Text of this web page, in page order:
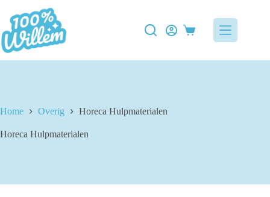
naar
inhoud
Winkelwagen
Home Overig Horeca Hulpmaterialen
Horeca Hulpmaterialen